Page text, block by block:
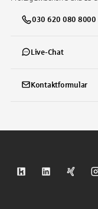
030 620 080 8000
Live-Chat
Kontaktformular
S-Kreditpartner auf
S- S-